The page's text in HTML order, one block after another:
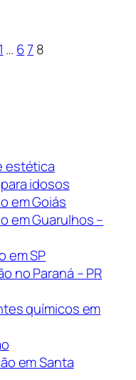
… 678
estética
idosos
em Goiás
em Guarulhos –
em SP
no Paraná – PR
químicos em
em Santa